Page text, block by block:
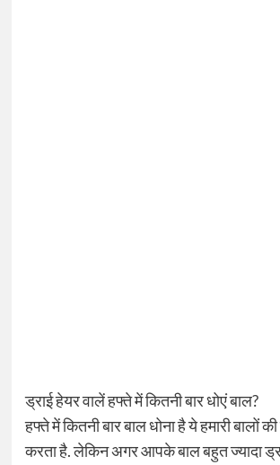
ड्राई हेयर वालें हफ्ते में कितनी बार धोएं बाल?
हफ्ते में कितनी बार बाल धोना है ये हमारी बालों
करता है. लेकिन अगर आपके बाल बहुत ज्यादा